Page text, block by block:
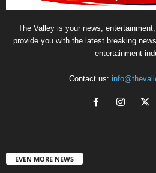
The Valley is your news,
provide you with the latest breaking
entertainment
Contact us:
EVEN MORE NEWS